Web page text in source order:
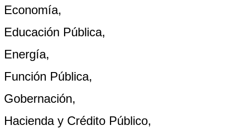
Economía,
Educación Pública,
Energía,
Función Pública,
Gobernación,
Hacienda y Crédito Público,